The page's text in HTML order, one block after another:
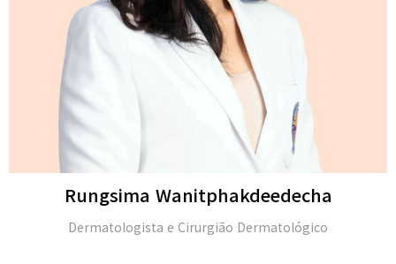
Rungsima Wanitphakdeedecha
Dermatologista e Cirurgião Dermatológico